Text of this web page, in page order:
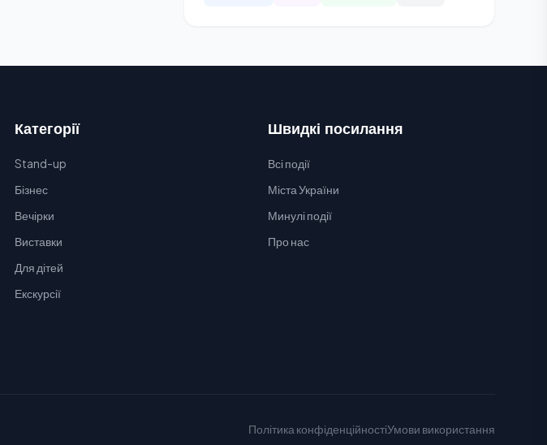
Категорії
Stand-up
Бізнес
Вечірки
Виставки
Для дітей
Екскурсії
Швидкі посилання
Всі події
Міста України
Минулі події
Про нас
Політика конфіденційностіУмови використання